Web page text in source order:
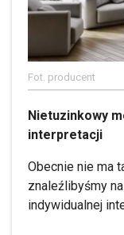
Fot. producent
Nietuzinkowy
interpretacji
Obecnie nie ma
znaleźlibyśmy
indywidualnej